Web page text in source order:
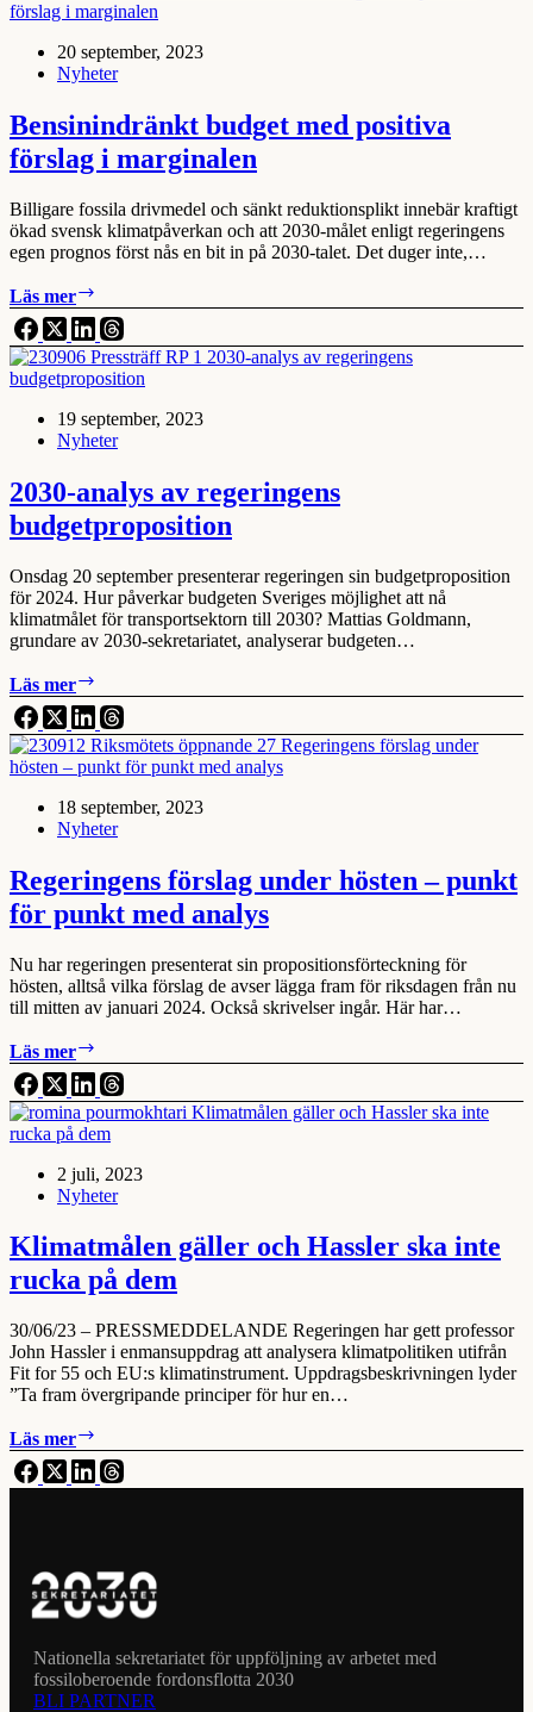
20 september, 2023
Nyheter
Bensinindränkt budget med positiva
förslag i marginalen
Billigare fossila drivmedel och sänkt reduktionsplikt innebär kraftigt
ökad svensk klimatpåverkan och att 2030-målet enligt regeringens
egen prognos först nås en bit in på 2030-talet. Det duger inte,…
Läs mer
budget
med
positiva
förslag
marginalen
19 september, 2023
Nyheter
2030-analys av regeringens
budgetproposition
Onsdag 20 september presenterar regeringen sin budgetproposition
för 2024. Hur påverkar budgeten Sveriges möjlighet att nå
klimatmålet för transportsektorn till 2030? Mattias Goldmann,
grundare av 2030-sekretariatet, analyserar budgeten…
Läs mer
analys
av
regeringens
budgetproposition
18 september, 2023
Nyheter
Regeringens förslag under hösten – punkt
för punkt med analys
Nu har regeringen presenterat sin propositionsförteckning för
hösten, alltså vilka förslag de avser lägga fram för riksdagen från nu
till mitten av januari 2024. Också skrivelser ingår. Här har…
Läs mer
förslag
under
hösten
–
för
punkt
analys
2 juli, 2023
Nyheter
Klimatmålen gäller och Hassler ska inte
rucka på dem
30/06/23 – PRESSMEDDELANDE Regeringen har gett professor
John Hassler i enmansuppdrag att analysera klimatpolitiken utifrån
Fit for 55 och EU:s klimatinstrument. Uppdragsbeskrivningen lyder
”Ta fram övergripande principer för hur en…
Läs mer
gäller
och
på
dem
Nationella sekretariatet för uppföljning av arbetet med
fossiloberoende fordonsflotta 2030
BLI PARTNER